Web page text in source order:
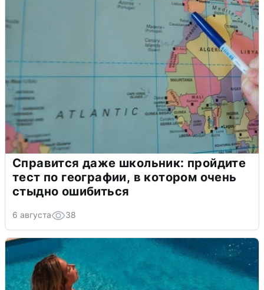
Справится даже школьник: пройдите
тест по географии, в котором очень
стыдно ошибиться
6 августа 38